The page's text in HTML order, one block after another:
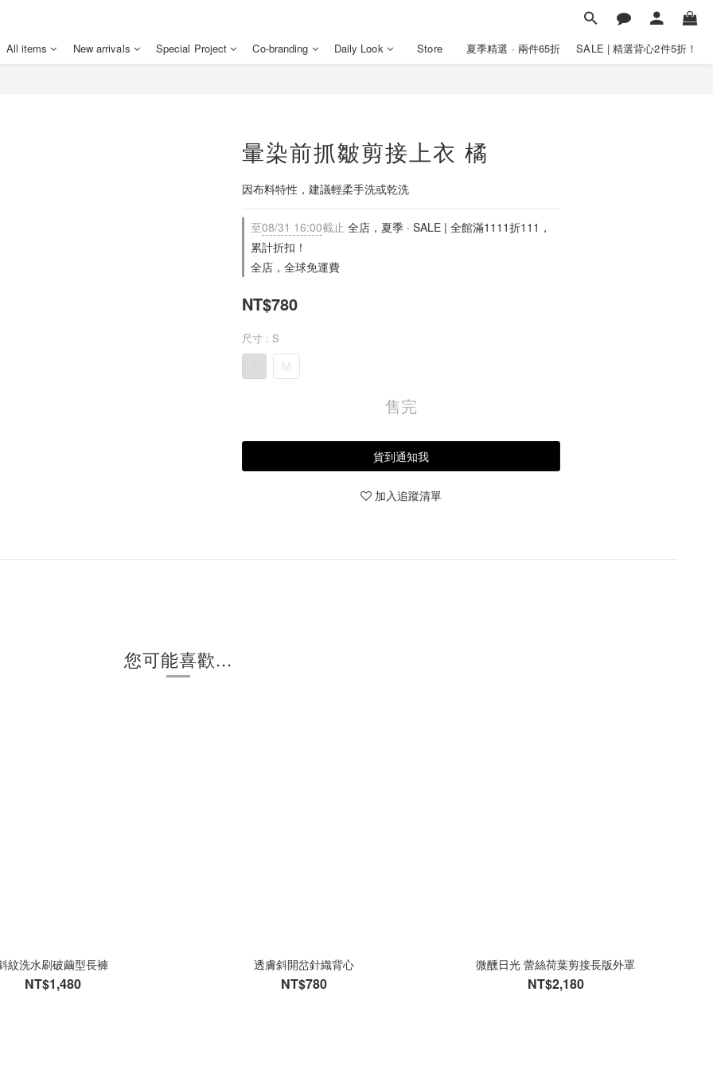
All items New arrivals Special Project Co-branding Daily Look Store 夏季精選 · 兩件65折 SALE | 精選背心2件5折！
暈染前抓皺剪接上衣 橘
因布料特性，建議輕柔手洗或乾洗
至08/31 16:00截止 全店，夏季 · SALE | 全館滿1111折111，
累計折扣！
全店，全球免運費
NT$780
尺寸 : S
M
售完
貨到通知我
加入追蹤清單
您可能喜歡...
紋洗水刷破繭型長褲
NT$1,480
透膚斜開岔針織背心
NT$780
微醺日光 蕾絲荷葉剪接長版外罩
NT$2,180